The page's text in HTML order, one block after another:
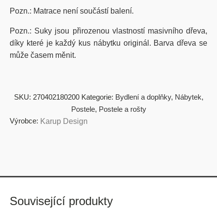
Pozn.: Matrace není součástí balení.
Pozn.: Suky jsou přirozenou vlastností masivního dřeva,
díky které je každý kus nábytku originál. Barva dřeva se
může časem měnit.
SKU: 270402180200 Kategorie: Bydlení a doplňky, Nábytek,
Postele, Postele a rošty
Výrobce: Karup Design
Související produkty